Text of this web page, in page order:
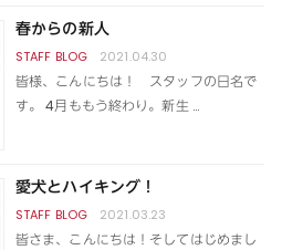
春からの新人
2021.04.30
皆様、こんにちは！ スタッフの日名で
す。 4月ももう終わり。新生 …
愛犬とハイキング！
2021.03.23
皆さま、こんにちは！そしてはじめまし